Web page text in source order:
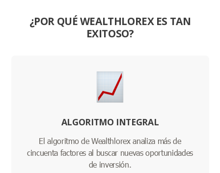
¿POR QUÉ WEALTHLOREX ES TAN
EXITOSO?
ALGORITMO INTEGRAL
El algoritmo de Wealthlorex analiza más de
cincuenta factores al buscar nuevas oportunidades
de inversión.